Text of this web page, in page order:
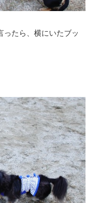
ったら、横にいたブッ